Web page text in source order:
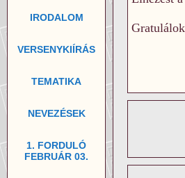
IRODALOM
VERSENYKIÍRÁS
TEMATIKA
NEVEZÉSEK
1. FORDULÓ
FEBRUÁR 03.